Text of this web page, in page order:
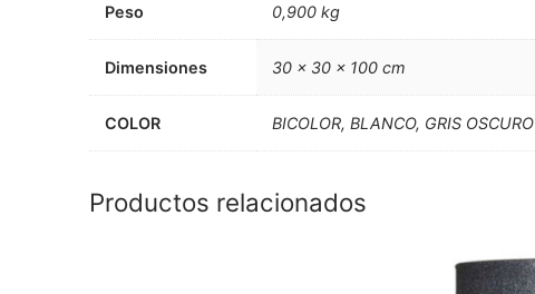
Peso 0,900 kg
Dimensiones 30 × 30 × 100 cm
COLOR BICOLOR, BLANCO, GRIS OSCURO
Productos relacionados